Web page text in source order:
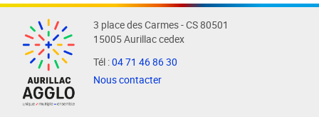
3 place des Carmes - CS 80501
15005 Aurillac cedex
Tél :04 71 46 86 30
Nous contacter